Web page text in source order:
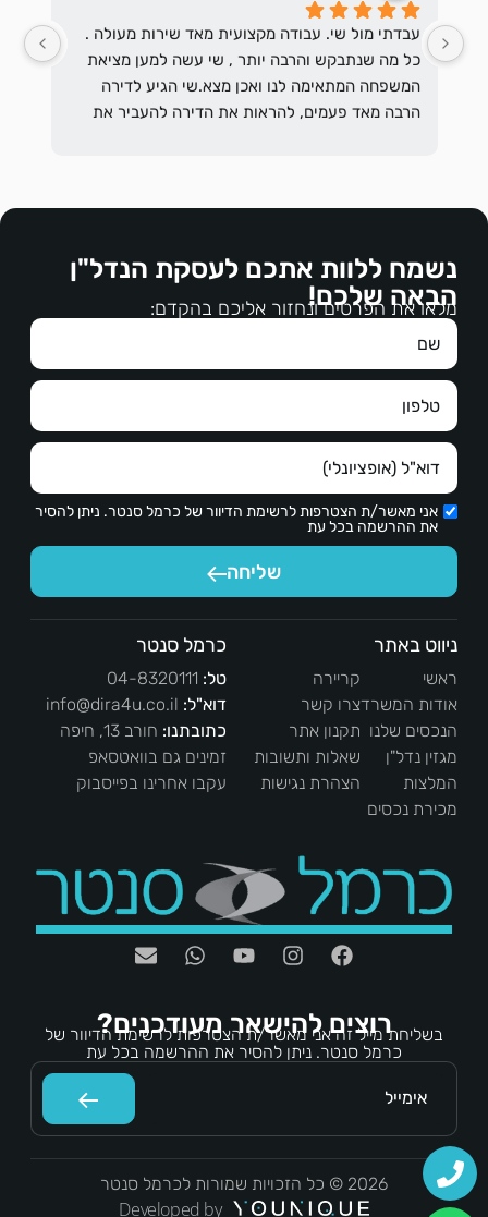
עבדתי מול שי. עבודה מקצועית מאד שירות מעולה .
כל מה שנתבקש והרבה יותר , שי עשה למען מציאת
המשפחה המתאימה לנו ואכן מצא.שי הגיע לדירה
הרבה מאד פעמים, להראות את הדירה להעביר את
במקצועיות רבה.עבודה מצויינת, מגיעים לכם כל
הברכות.תודה ממני ומנעמי על עבודתכם.
נשמח ללוות אתכם לעסקת הנדל"ן
הבאה שלכם!
מלאו את הפרטים ונחזור אליכם בהקדם:
אני מאשר/ת הצטרפות לרשימת הדיוור של כרמל סנטר. ניתן להסיר
את ההרשמה בכל עת
שליחה
ניווט באתר
ראשי
אודות המשרד
הנכסים שלנו
מגזין נדל"ן
המלצות
מכירת נכסים
קריירה
צרו קשר
תקנון אתר
שאלות ותשובות
הצהרת נגישות
כרמל סנטר
טל: 04-8320111
דוא"ל: info@dira4u.co.il
כתובתנו: חורב 13, חיפה
זמינים גם בוואטסאפ
עקבו אחרינו בפייסבוק
רוצים להישאר מעודכנים?
בשליחת מייל זה אני מאשר/ת הצטרפות לרשימת הדיוור של
כרמל סנטר. ניתן להסיר את ההרשמה בכל עת
2026 © כל הזכויות שמורות לכרמל סנטר
Developed by